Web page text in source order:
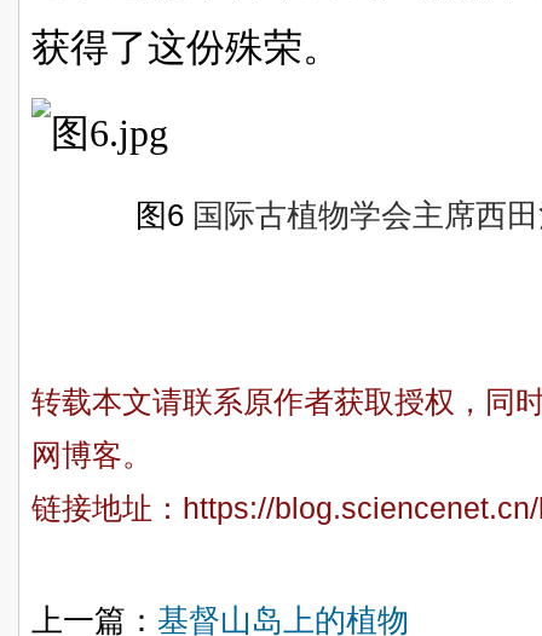
获得了这份殊荣。
图6 国际古植物学会主席西
转载本文请联系原作者获取授权，同
网博客。
链接地址： https://
上一篇： 基督山岛上的植物